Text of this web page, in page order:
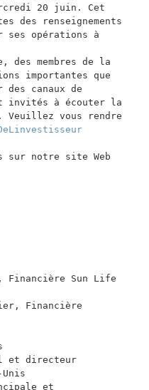
20 juin. Cet
des renseignements
opérations à
des membres de la
importantes que
canaux de
invités à écouter la
Veuillez vous rendre
sur notre site Web
Financière Sun Life
Financière
et directeur
Unis
et